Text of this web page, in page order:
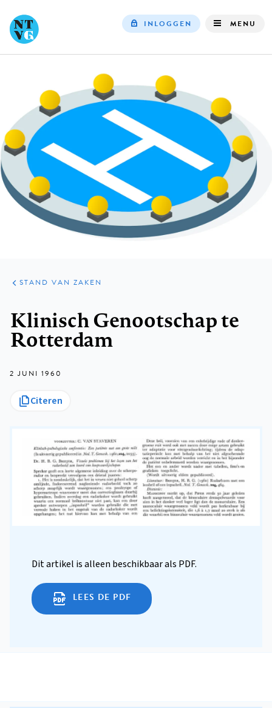
INLOGGEN MENU
ARTIKELEN
PRAKTIJK
STAND VAN ZAKEN
Klinisch Genootschap te
Rotterdam
2 JUNI 1960
Citeren
Dit artikel is alleen beschikbaar als PDF.
LEES DE PDF